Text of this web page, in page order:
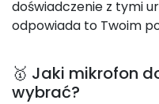
doświadczenie z tymi
odpowiada to Twoim
🥇 Jaki mikrofon
wybrać?